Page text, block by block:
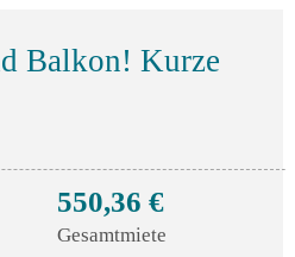
Balkon! Kurze
550,36 €
Gesamtmiete